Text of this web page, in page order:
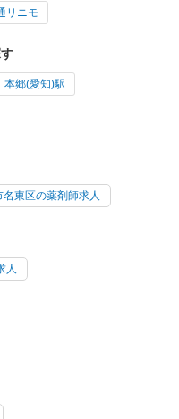
リニモ
本郷(愛知)駅
東区の薬剤師求人
人